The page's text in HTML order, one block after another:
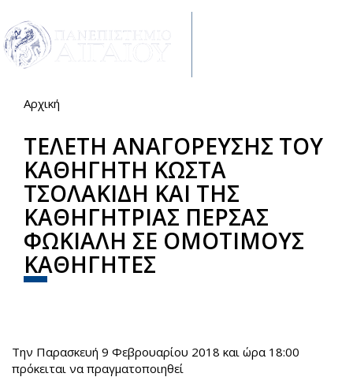
Παράκαμψη προς το κυρίως περιεχόμενο
Είστε εδώ
Αρχική
ΤΕΛΕΤΗ ΑΝΑΓΟΡΕΥΣΗΣ ΤΟΥ
ΚΑΘΗΓΗΤΗ ΚΩΣΤΑ
ΤΣΟΛΑΚΙΔΗ ΚΑΙ ΤΗΣ
ΚΑΘΗΓΗΤΡΙΑΣ ΠΕΡΣΑΣ
ΦΩΚΙΑΛΗ ΣΕ ΟΜΟΤΙΜΟΥΣ
ΚΑΘΗΓΗΤΕΣ
Την Παρασκευή 9 Φεβρουαρίου 2018 και ώρα 18:00
πρόκειται να πραγματοποιηθεί